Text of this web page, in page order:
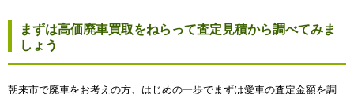
まずは高価廃車買取をねらって査定見積から調べてみま
しょう
朝来市で廃車をお考えの方、はじめの一歩でまずは愛車の査定金額を調